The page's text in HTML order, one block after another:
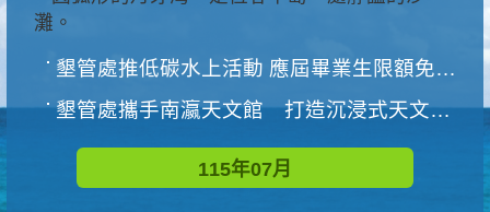
墾管處推低碳水上活動 應屆畢業生限額免費參加
墾管處攜手南瀛天文館 打造沉浸式天文探索營隊
115年07月